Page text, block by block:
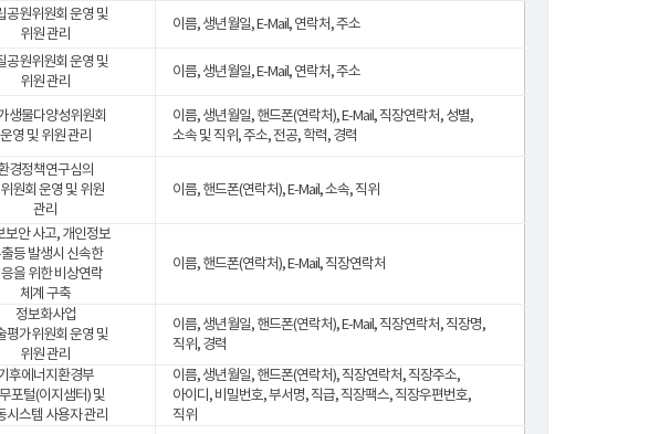
공원위원회 운영 및
위원 관리
이름, 생년월일, E-Mail, 연락처, 주소
공원위원회 운영 및
위원 관리
이름, 생년월일, E-Mail, 연락처, 주소
생물다양성위원회
운영 및 위원 관리
이름, 생년월일, 핸드폰(연락처), E-Mail, 직장연락처, 성별,
소속 및 직위, 주소, 전공, 학력, 경력
경정책연구심의
원회 운영 및 위원
관리
이름, 핸드폰(연락처), E-Mail, 소속, 직위
보안 사고, 개인정보
등 발생시 신속한
을 위한 비상연락
체계 구축
이름, 핸드폰(연락처), E-Mail, 직장연락처
정보화사업
평가위원회 운영 및
위원 관리
이름, 생년월일, 핸드폰(연락처), E-Mail, 직장연락처, 직장명,
직위, 경력
후에너지환경부
포털(이지샘터) 및
시스템 사용자 관리
이름, 생년월일, 핸드폰(연락처), 직장연락처, 직장주소,
아이디, 비밀번호, 부서명, 직급, 직장팩스, 직장우편번호,
직위